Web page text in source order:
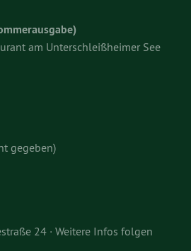
am Unterschleißheimer See
gegeben)
24 · Weitere Infos folgen